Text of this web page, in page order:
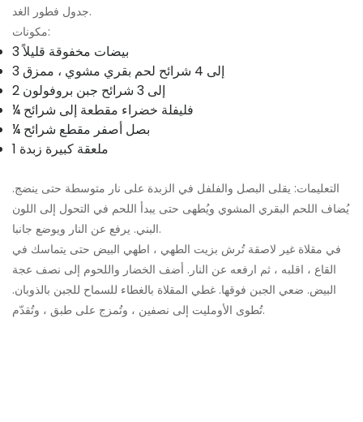
جدول فطور الغد.
مكونات:
3 بيضات مخفوقة قليلاً
3 إلى 4 شرائح لحم بقري مشوي ، ممزق
2 إلى 3 شرائح جبن بروفولون
¼ فليفلة خضراء مقطعة إلى شرائح
¼ بصل أصفر مقطع شرائح
1 ملعقة كبيرة زبدة
التعليمات: يقلى البصل والفلفل في الزبدة على نار متوسطة حتى ينضج.
يُضاف اللحم البقري المشوي ويُطهى حتى يبدأ اللحم في التحول إلى اللون
البني. يرفع عن النار ويوضع جانبا.
في مقلاة غير لاصقة تُرش بزيت الطهي ، اطهي البيض حتى يتماسك في
القاع ، اقلبه ، ثم ارفعه عن النار. أضف الخضار واللحوم إلى نصف عجة
البيض. ضعي الجبن فوقها. غطي المقلاة بالغطاء للسماح للجبن بالذوبان.
تُطوى الأومليت إلى نصفين ، وتُمزج على طبق ، وتُقدّم.